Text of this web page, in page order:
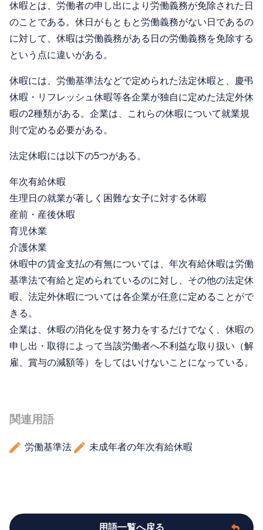
休暇とは、労働者の申し出により労働義務が免除された日
のことである。休日がもともと労働義務がない日であるの
に対して、休暇は労働義務がある日の労働義務を免除する
という点に違いがある。
休暇には、労働基準法などで定められた法定休暇と、慶弔
休暇・リフレッシュ休暇等各企業が独自に定めた法定外休
暇の2種類がある。企業は、これらの休暇について就業規
則で定める必要がある。
法定休暇には以下の5つがある。
年次有給休暇
生理日の就業が著しく困難な女子に対する休暇
産前・産後休暇
育児休業
介護休業
休暇中の賃金支払の有無については、年次有給休暇は労働
基準法で有給と定められているのに対し、その他の法定休
暇、法定外休暇については各企業が任意に定めることがで
きる。
企業は、休暇の消化を促す努力をするだけでなく、休暇の
申し出・取得によって当該労働者へ不利益な取り扱い（解
雇、賞与の減額等）をしてはいけないことになっている。
関連用語
労働基準法 未成年者の年次有給休暇
用語一覧へ戻る